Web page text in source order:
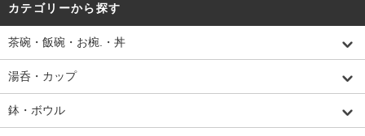
カテゴリーから探す
茶碗・飯碗・お椀.・丼
湯呑・カップ
鉢・ボウル